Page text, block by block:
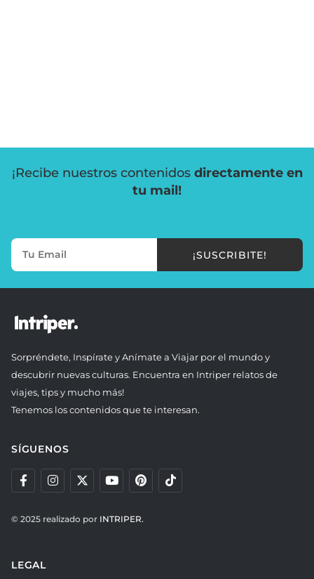
¡Recibe nuestros contenidos directamente en
tu mail!
¡SUSCRIBITE!
Sorpréndete, Inspírate y Anímate a Viajar por el mundo y
descubrir nuevas culturas. Encuentra en Intriper relatos de
viajes, tips y mucho más!
Tenemos los contenidos que te interesan.
SÍGUENOS
© 2025 realizado por INTRIPER.
LEGAL